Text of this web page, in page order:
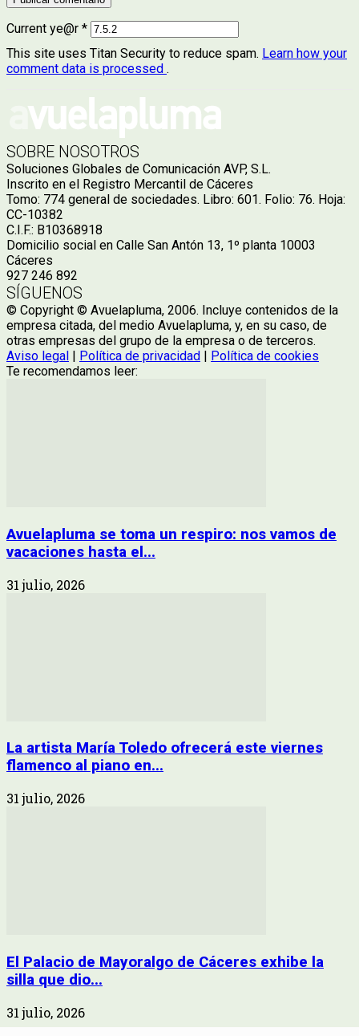
Current ye@r *
This site uses Titan Security to reduce spam. Learn how your
comment data is processed .
SOBRE NOSOTROS
Soluciones Globales de Comunicación AVP, S.L.
Inscrito en el Registro Mercantil de Cáceres
Tomo: 774 general de sociedades. Libro: 601. Folio: 76. Hoja:
CC-10382
C.I.F.: B10368918
Domicilio social en Calle San Antón 13, 1º planta 10003
Cáceres
927 246 892
SÍGUENOS
© Copyright © Avuelapluma, 2006. Incluye contenidos de la
empresa citada, del medio Avuelapluma, y, en su caso, de
otras empresas del grupo de la empresa o de terceros.
Aviso legal
Política de privacidad
Política de cookies
Te recomendamos leer:
Avuelapluma se toma un respiro: nos vamos de
vacaciones hasta el...
31 julio, 2026
La artista María Toledo ofrecerá este viernes
flamenco al piano en...
31 julio, 2026
El Palacio de Mayoralgo de Cáceres exhibe la
silla que dio...
31 julio, 2026